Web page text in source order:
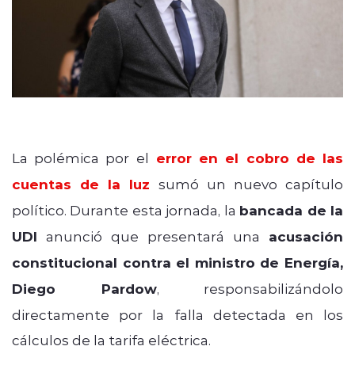
La polémica por el error en el cobro de las
cuentas de la luz sumó un nuevo capítulo
político. Durante esta jornada, la bancada de la
UDI anunció que presentará una acusación
constitucional contra el ministro de Energía,
Diego Pardow, responsabilizándolo
directamente por la falla detectada en los
cálculos de la tarifa eléctrica.